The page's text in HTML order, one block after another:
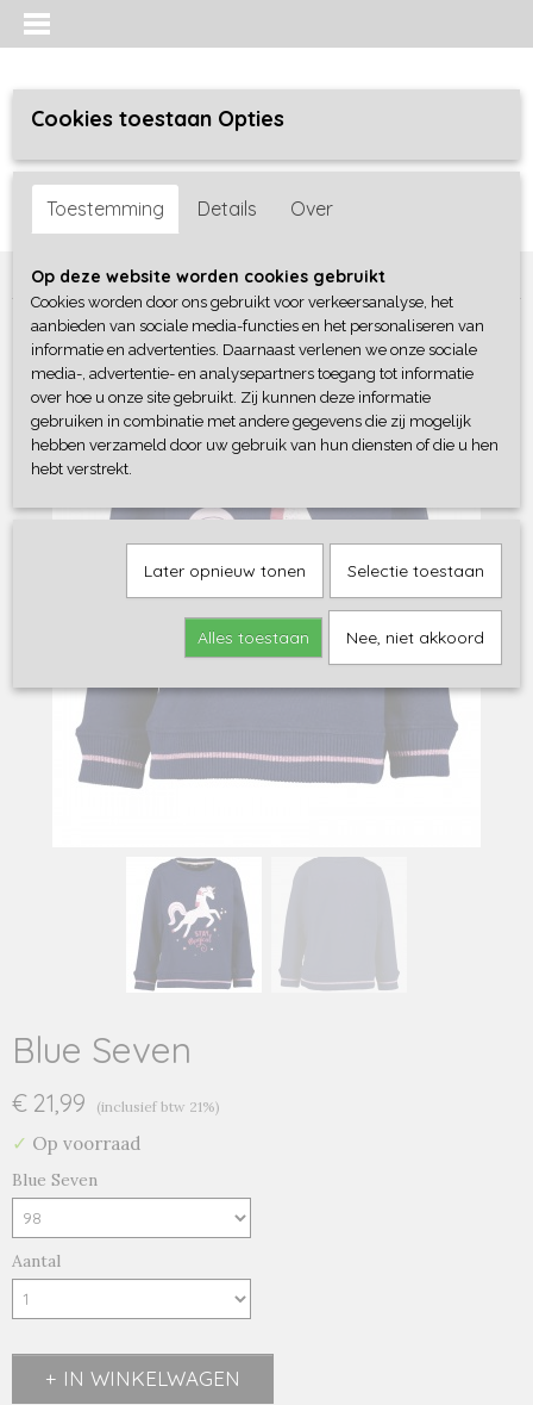
Inloggen Registreren
Home >Meisjes>Truien / sweaters / vesten>Blue Seven
Blue Seven
€ 21,99 (inclusief btw 21%)
✓ Op voorraad
Blue Seven
Aantal
IN WINKELWAGEN
Cookies toestaan Opties
Toestemming Details Over
Op deze website worden cookies gebruikt
Cookies worden door ons gebruikt voor verkeersanalyse, het
aanbieden van sociale media-functies en het personaliseren van
informatie en advertenties. Daarnaast verlenen we onze sociale
media-, advertentie- en analysepartners toegang tot informatie
over hoe u onze site gebruikt. Zij kunnen deze informatie
gebruiken in combinatie met andere gegevens die zij mogelijk
hebben verzameld door uw gebruik van hun diensten of die u hen
hebt verstrekt.
Later opnieuw tonen Selectie toestaan
Alles toestaan Nee, niet akkoord